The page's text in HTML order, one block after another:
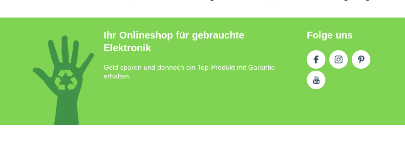
Ihr Onlineshop für gebrauchte
Elektronik
Geld sparen und dennoch ein Top-Produkt mit Garantie
erhalten.
Folge uns